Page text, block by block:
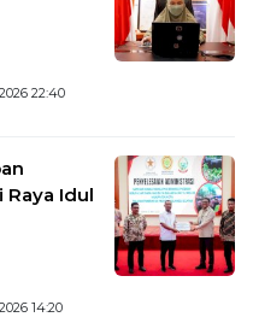
22:40
Raya Idul
14:20